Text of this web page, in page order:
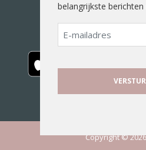
Copyright ©
belangrijkste
E-
mailadres